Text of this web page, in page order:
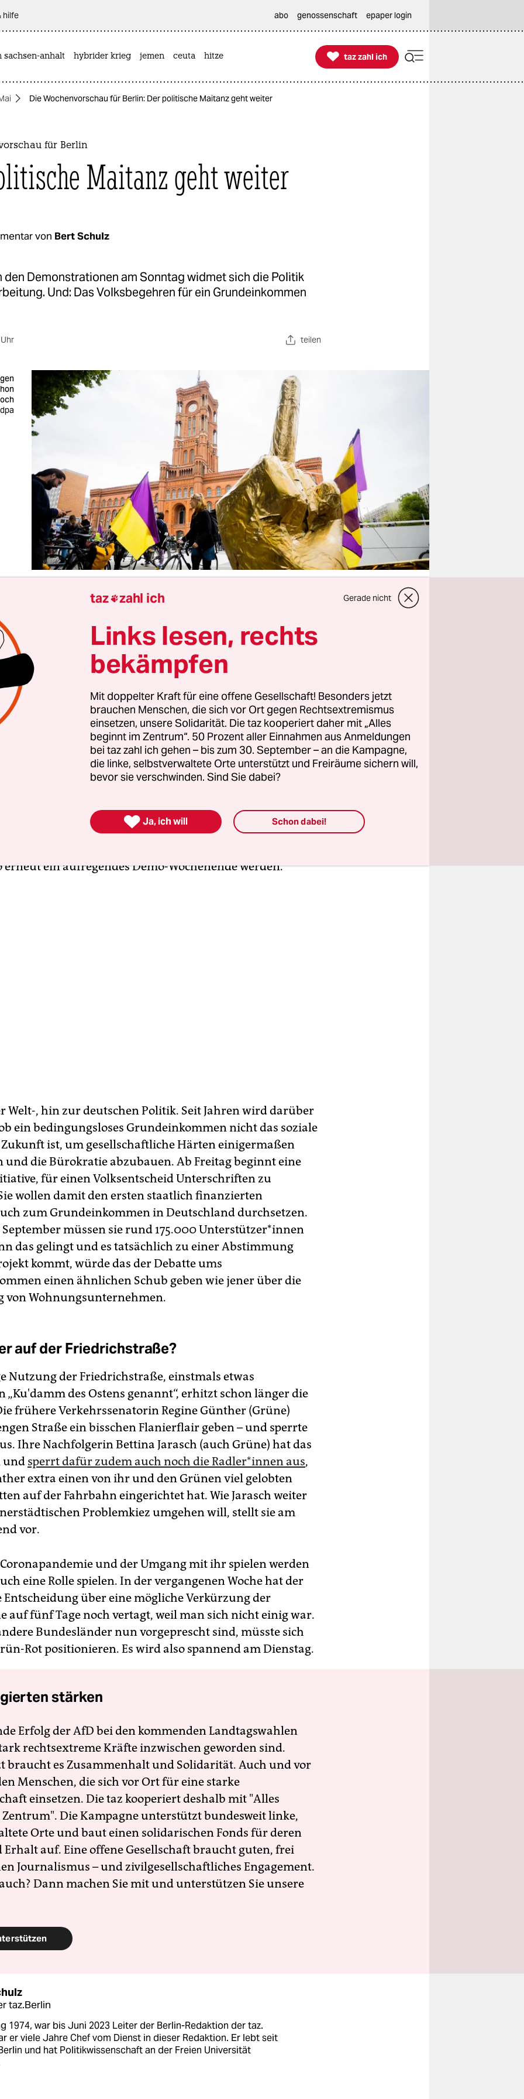
hilfe abo genossenschaft epaper login
sachsen-anhalt hybrider krieg jemen ceuta hitze 
taz zahl ich
taz zahl ich
Die Wochenvorschau für Berlin: Der politische Maitanz geht weiter
für Berlin
Maitanz geht weiter
von Bert Schulz
den Demonstrationen am Sonntag widmet sich die Politik
Und: Das Volksbegehren für ein Grundeinkommen
teilen
der 2. Mai beginnt in diesem Jahr – zumindest politisch
– mit dem 1. Mai. Traditionell beschäftigt sich der
des Abgeordnetenhauses bei seiner ersten
in diesem Monat mit den Ereignissen am Tag der
Nacht davor. Und dieses erste Treffen ist bereits am
der Tagesordnung steht übrigens auch noch der
Die Sitzung wird also lange dauern, angesetzt sind
1. Mai heißt immer auch: vor dem 8. Mai. Der Tag der
des Krieges Russlands gegen die Ukraine. Putin-Fans
langem Auftritte auch in Berlinan diesem für Russland so
erneut ein aufregendes Demo-Wochenende werden.
Welt-, hin zur deutschen Politik. Seit Jahren wird darüber
ein bedingungsloses Grundeinkommen nicht das soziale
ist, um gesellschaftliche Härten einigermaßen
und die Bürokratie abzubauen. Ab Freitag beginnt eine
für einen Volksentscheid Unterschriften zu
wollen damit den ersten staatlich finanzierten
zum Grundeinkommen in Deutschland durchsetzen.
müssen sie rund 175.000 Un­ter­stüt­ze­r*in­nen
das gelingt und es tatsächlich zu einer Abstimmung
kommt, würde das der Debatte ums
einen ähnlichen Schub geben wie jener über die
von Wohnungsunternehmen.
auf der Friedrichstraße?
Nutzung der Friedrichstraße, einstmals etwas
„Ku'damm des Ostens genannt“, erhitzt schon länger die
frühere Verkehrssenatorin Regine Günther (Grüne)
Straße ein bisschen Flanierflair geben – und sperrte
Ihre Nachfolgerin Bettina Jarasch (auch Grüne) hat das
und sperrt dafür zudem auch noch die Rad­le­r*in­nen aus,
extra einen von ihr und den Grünen viel gelobten
auf der Fahrbahn eingerichtet hat. Wie Jarasch weiter
Problemkiez umgehen will, stellt sie am
vor.
und der Umgang mit ihr spielen werden
eine Rolle spielen. In der vergangenen Woche hat der
Entscheidung über eine mögliche Verkürzung der
auf fünf Tage noch vertagt, weil man sich nicht einig war.
Bundesländer nun vorgeprescht sind, müsste sich
Rot positionieren. Es wird also spannend am Dienstag.
stärken
Erfolg der AfD bei den kommenden Landtagswahlen
rechtsextreme Kräfte inzwischen geworden sind.
braucht es Zusammenhalt und Solidarität. Auch und vor
Menschen, die sich vor Ort für eine starke
einsetzen. Die taz kooperiert deshalb mit "Alles
Die Kampagne unterstützt bundesweit linke,
Orte und baut einen solidarischen Fonds für deren
Erhalt auf. Eine offene Gesellschaft braucht guten, frei
Journalismus – und zivilgesellschaftliches Engagement.
Dann machen Sie mit und unterstützen Sie unsere
taz.Berlin
1974, war bis Juni 2023 Leiter der Berlin-Redaktion der taz.
er viele Jahre Chef vom Dienst in dieser Redaktion. Er lebt seit
und hat Politikwissenschaft an der Freien Universität
taz zahl ich Gerade nicht
Links lesen, rechts
bekämpfen
Mit doppelter Kraft für eine offene Gesellschaft! Besonders jetzt
brauchen Menschen, die sich vor Ort gegen Rechtsextremismus
einsetzen, unsere Solidarität. Die taz kooperiert daher mit „Alles
beginnt im Zentrum“. 50 Prozent aller Einnahmen aus Anmeldungen
bei taz zahl ich gehen – bis zum 30. September – an die Kampagne,
die linke, selbstverwaltete Orte unterstützt und Freiräume sichern will,
bevor sie verschwinden. Sind Sie dabei?
 Ja, ich will Schon dabei!